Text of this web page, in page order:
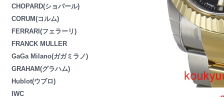
CHOPARD(ショパール)
CORUM(コルム)
FERRARI(フェラーリ)
FRANCK MULLER
GaGa Milano(ガガミラノ)
GRAHAM(グラハム)
Hublot(ウブロ)
IWC